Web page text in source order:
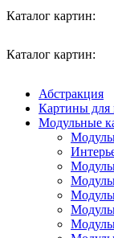
Каталог картин:
Каталог картин:
Абстракция
Картины для
Модульные